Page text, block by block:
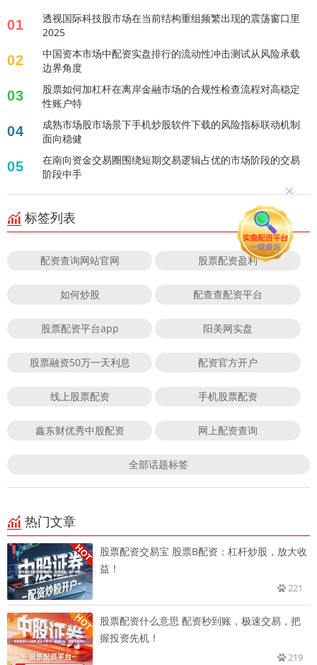
01
透视国际科技股市场在当前结构重组频繁出现的震荡窗口里
2025
02
中国资本市场中配资实盘排行的流动性冲击测试从风险承载
边界角度
03
股票如何加杠杆在离岸金融市场的合规性检查流程对高稳定
性账户特
04
成熟市场股市场景下手机炒股软件下载的风险指标联动机制
面向稳健
05
在南向资金交易圈围绕短期交易逻辑占优的市场阶段的交易
阶段中手
标签列表
配资查询网站官网 股票配资盈利
如何炒股 配查查配资平台
股票配资平台app 阳美网实盘
股票融资50万一天利息 配资官方开户
线上股票配资 手机股票配资
鑫东财优秀中股配资 网上配资查询
全部话题标签
热门文章
股票配资交易宝 股票B配资：杠杆炒股，放大收
益！
221
股票配资什么意思 配资秒到账，极速交易，把
握投资先机！
219